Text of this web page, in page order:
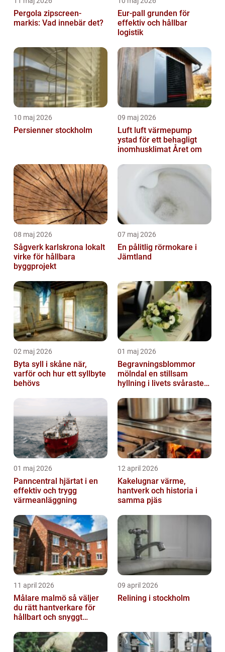
Pergola zipscreen-
markis: Vad innebär det?
Eur-pall grunden för
effektiv och hållbar
logistik
10 maj 2026
Persienner stockholm
09 maj 2026
Luft luft värmepump
ystad för ett behagligt
inomhusklimat Året om
08 maj 2026
Sågverk karlskrona lokalt
virke för hållbara
byggprojekt
07 maj 2026
En pålitlig rörmokare i
Jämtland
02 maj 2026
Byta syll i skåne när,
varför och hur ett syllbyte
behövs
01 maj 2026
Begravningsblommor
mölndal en stillsam
hyllning i livets svåraste
01 maj 2026
Panncentral hjärtat i en
effektiv och trygg
värmeanläggning
12 april 2026
Kakelugnar värme,
hantverk och historia i
samma pjäs
11 april 2026
Målare malmö så väljer
du rätt hantverkare för
hållbart och snyggt
09 april 2026
Relining i stockholm